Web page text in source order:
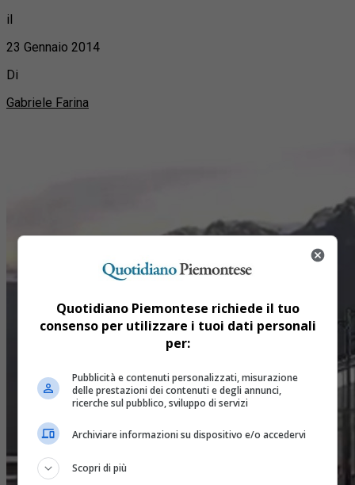
il
23 Gennaio 2014
Di
Gabriele Farina
Quotidiano Piemontese richiede il tuo
consenso per utilizzare i tuoi dati personali
per:
Pubblicità e contenuti personalizzati, misurazione
delle prestazioni dei contenuti e degli annunci,
ricerche sul pubblico, sviluppo di servizi
Archiviare informazioni su dispositivo e/o accedervi
Scopri di più